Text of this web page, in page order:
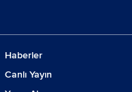
Haberler
Canlı Yayın